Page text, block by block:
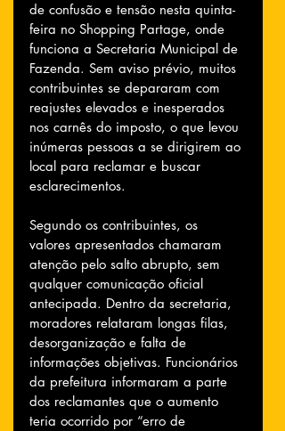
de confusão e tensão nesta quinta-
feira no Shopping Partage, onde
funciona a Secretaria Municipal de
Fazenda. Sem aviso prévio, muitos
contribuintes se depararam com
reajustes elevados e inesperados
nos carnês do imposto, o que levou
inúmeras pessoas a se dirigirem ao
local para reclamar e buscar
esclarecimentos.
Segundo os contribuintes, os
valores apresentados chamaram
atenção pelo salto abrupto, sem
qualquer comunicação oficial
antecipada. Dentro da secretaria,
moradores relataram longas filas,
desorganização e falta de
informações objetivas. Funcionários
da prefeitura informaram a parte
dos reclamantes que o aumento
teria ocorrido por “erro de